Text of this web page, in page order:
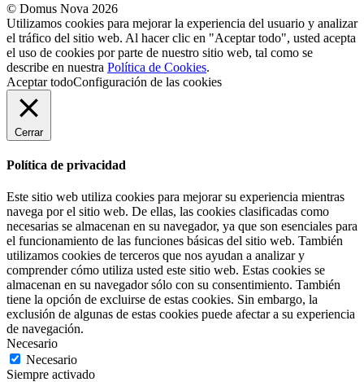
© Domus Nova 2026
Utilizamos cookies para mejorar la experiencia del usuario y analizar
el tráfico del sitio web. Al hacer clic en "Aceptar todo", usted acepta
el uso de cookies por parte de nuestro sitio web, tal como se
describe en nuestra Política de Cookies.
Aceptar todoConfiguración de las cookies
Cerrar
Política de privacidad
Este sitio web utiliza cookies para mejorar su experiencia mientras
navega por el sitio web. De ellas, las cookies clasificadas como
necesarias se almacenan en su navegador, ya que son esenciales para
el funcionamiento de las funciones básicas del sitio web. También
utilizamos cookies de terceros que nos ayudan a analizar y
comprender cómo utiliza usted este sitio web. Estas cookies se
almacenan en su navegador sólo con su consentimiento. También
tiene la opción de excluirse de estas cookies. Sin embargo, la
exclusión de algunas de estas cookies puede afectar a su experiencia
de navegación.
Necesario
Necesario
Siempre activado